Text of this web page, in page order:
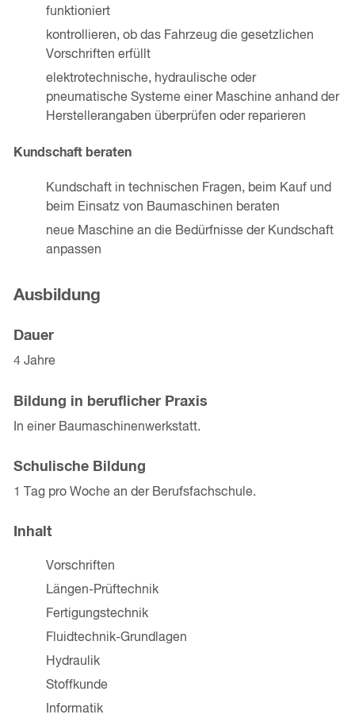
funktioniert
kontrollieren, ob das Fahrzeug die gesetzlichen
Vorschriften erfüllt
elektrotechnische, hydraulische oder
pneumatische Systeme einer Maschine anhand der
Herstellerangaben überprüfen oder reparieren
Kundschaft beraten
Kundschaft in technischen Fragen, beim Kauf und
beim Einsatz von Baumaschinen beraten
neue Maschine an die Bedürfnisse der Kundschaft
anpassen
Ausbildung
Dauer
4 Jahre
Bildung in beruflicher Praxis
In einer Baumaschinenwerkstatt.
Schulische Bildung
1 Tag pro Woche an der Berufsfachschule.
Inhalt
Vorschriften
Längen-Prüftechnik
Fertigungstechnik
Fluidtechnik-Grundlagen
Hydraulik
Stoffkunde
Informatik